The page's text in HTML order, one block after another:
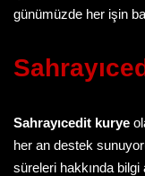
günümüzde her işin
Sahrayıcedit kurye
her an destek
süreleri hakkında